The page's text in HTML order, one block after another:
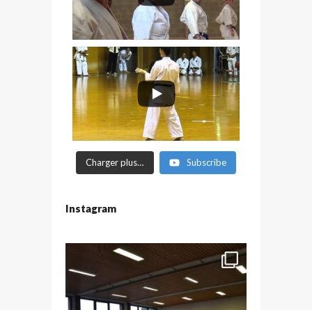
Charger plus… Subscribe
Instagram